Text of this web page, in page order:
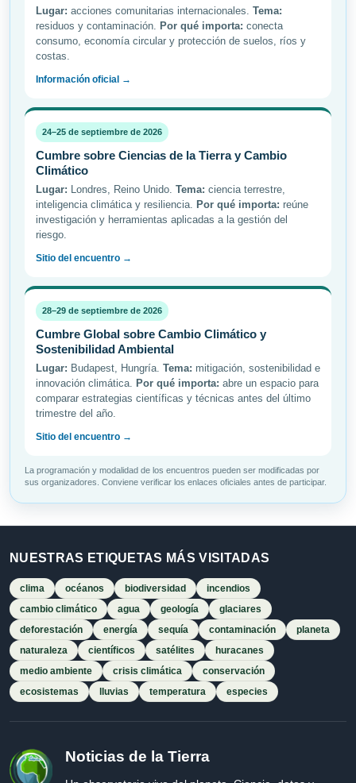
Lugar: acciones comunitarias internacionales. Tema:
residuos y contaminación. Por qué importa: conecta
consumo, economía circular y protección de suelos, ríos y
costas.
Información oficial →
24–25 de septiembre de 2026
Cumbre sobre Ciencias de la Tierra y Cambio
Climático
Lugar: Londres, Reino Unido. Tema: ciencia terrestre,
inteligencia climática y resiliencia. Por qué importa: reúne
investigación y herramientas aplicadas a la gestión del
riesgo.
Sitio del encuentro →
28–29 de septiembre de 2026
Cumbre Global sobre Cambio Climático y
Sostenibilidad Ambiental
Lugar: Budapest, Hungría. Tema: mitigación, sostenibilidad e
innovación climática. Por qué importa: abre un espacio para
comparar estrategias científicas y técnicas antes del último
trimestre del año.
Sitio del encuentro →
La programación y modalidad de los encuentros pueden ser modificadas por
sus organizadores. Conviene verificar los enlaces oficiales antes de participar.
NUESTRAS ETIQUETAS MÁS VISITADAS
clima océanos biodiversidad
incendios
cambio climático
agua geología
glaciares
deforestación
energía sequía contaminación
planeta
naturaleza
científicos satélites
huracanes
medio ambiente
crisis climática
conservación
ecosistemas
lluvias temperatura especies
Noticias de la Tierra